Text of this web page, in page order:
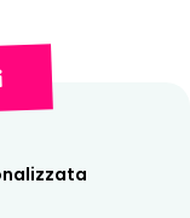
vantaggiose
tranquillità
di godervi
piste.